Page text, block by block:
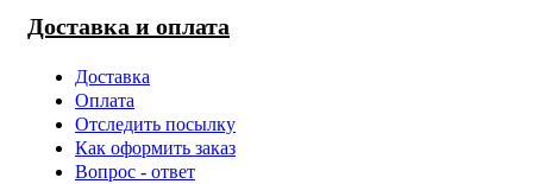
Доставка и оплата
Доставка
Оплата
Отследить посылку
Как оформить заказ
Вопрос - ответ